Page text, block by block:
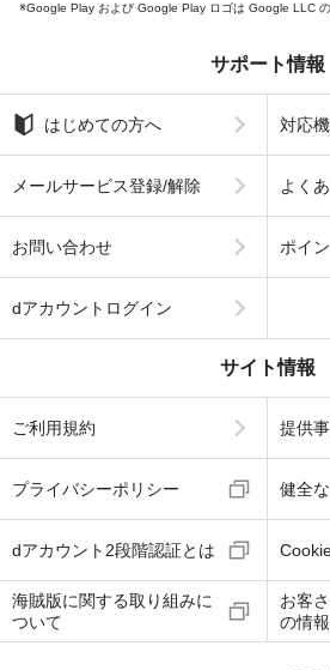
Google Play および Google Play ロゴは Google LLC の
サポート情報
はじめての方へ 対応
メールサービス登録/解除 よく
お問い合わせ ポイ
dアカウントログイン
サイト情報
ご利用規約 提供
プライバシーポリシー 健全
dアカウント2段階認証とは
海賊版に関する取り組みに
ついて
お客
の情